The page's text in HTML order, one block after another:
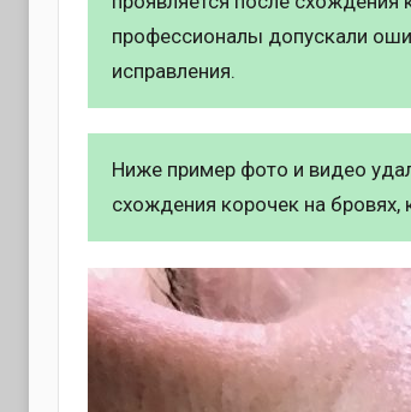
профессионалы допускали
исправления.
Ниже пример фото и видео
схождения корочек на